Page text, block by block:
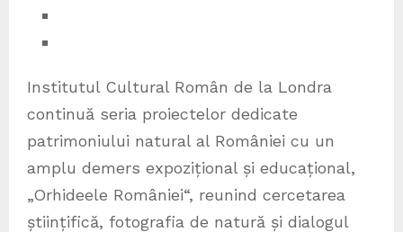
Institutul Cultural Român de la Londra
continuă seria proiectelor dedicate
patrimoniului natural al României cu un
amplu demers expozițional și educațional,
„Orhideele României“, reunind cercetarea
științifică, fotografia de natură și dialogul